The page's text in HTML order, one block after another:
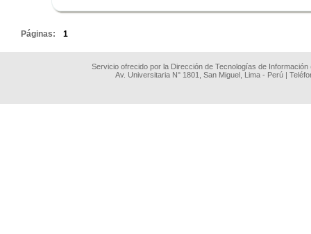
Páginas: 1
Servicio ofrecido por la Dirección de Tecnologías de
Av. Universitaria N° 1801, San Miguel, Lima - Perú |